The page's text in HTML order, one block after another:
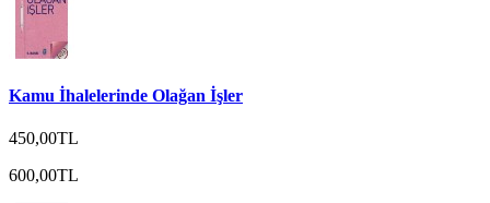
Kamu İhalelerinde Olağan İşler
450,00TL
600,00TL